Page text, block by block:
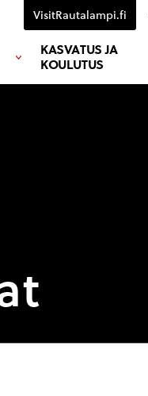
KASVATUS JA
KOULUTUS
VisitRautalampi.fi